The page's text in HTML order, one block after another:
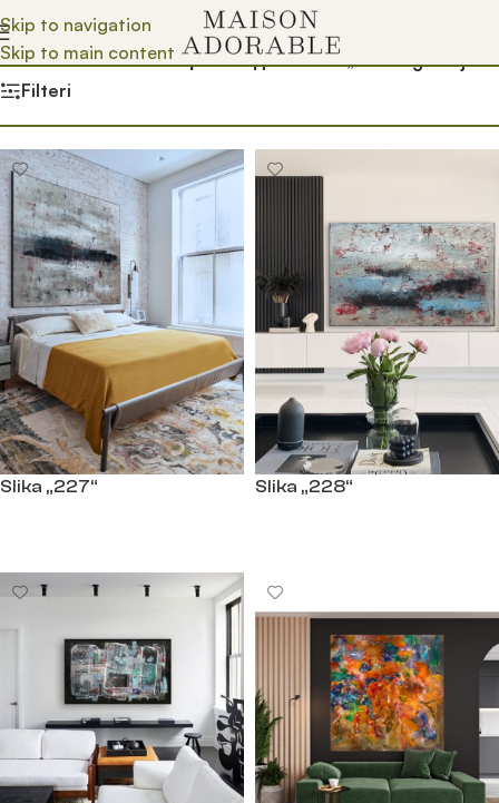
Skip to navigation
Skip to main content
Почетна/Prodavnica/Производ oзначен „online galerija“
Filteri
Slika „227“ Slika „228“